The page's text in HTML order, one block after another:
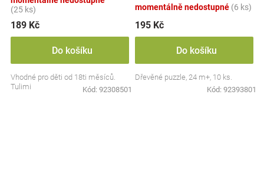
(25 ks)
189 Kč
Do košíku
Vhodné pro děti od 18ti měsíců.
Tulimi
Kód: 92308501
momentálně nedostupné (6 ks)
195 Kč
Do košíku
Dřevěné puzzle, 24 m+, 10 ks.
Kód: 92393801